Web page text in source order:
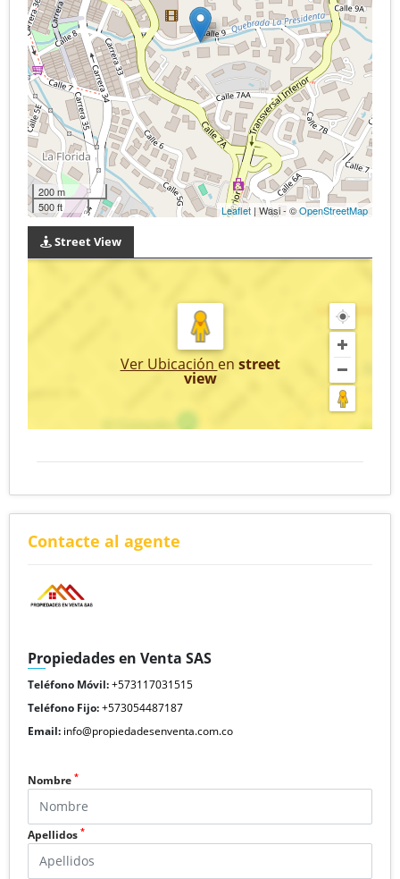
200 m
500 ft
Leaflet | Wasi - ©OpenStreetMap
Street View
Ver Ubicación en street
view
Contacte al agente
Propiedades en Venta SAS
Teléfono Móvil:+573117031515
Teléfono Fijo:+573054487187
Email: info@propiedadesenventa.com.co
Nombre *
Apellidos *